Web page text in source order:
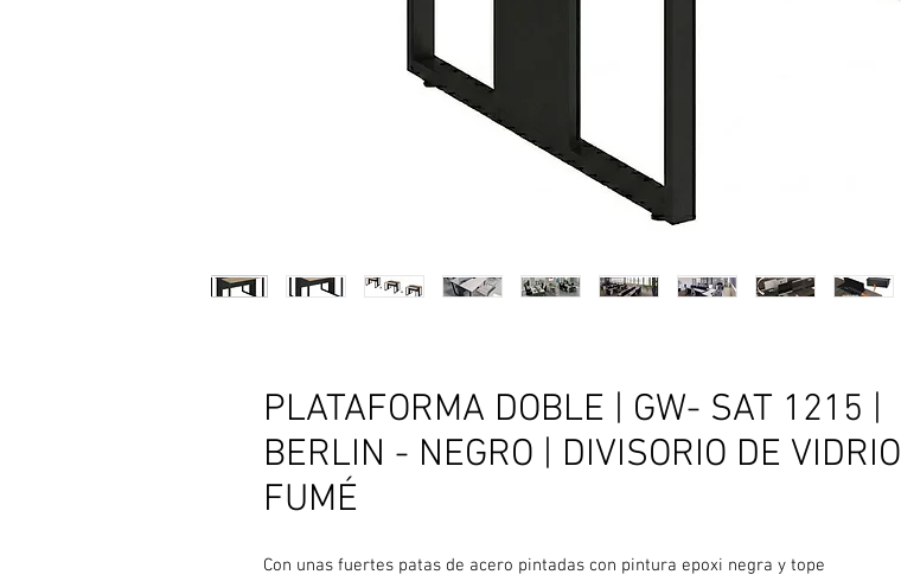
PLATAFORMA DOBLE | GW- SAT 1215 |
BERLIN - NEGRO | DIVISORIO DE VIDRIO
FUMÉ
Con unas fuertes patas de acero pintadas con pintura epoxi negra y tope